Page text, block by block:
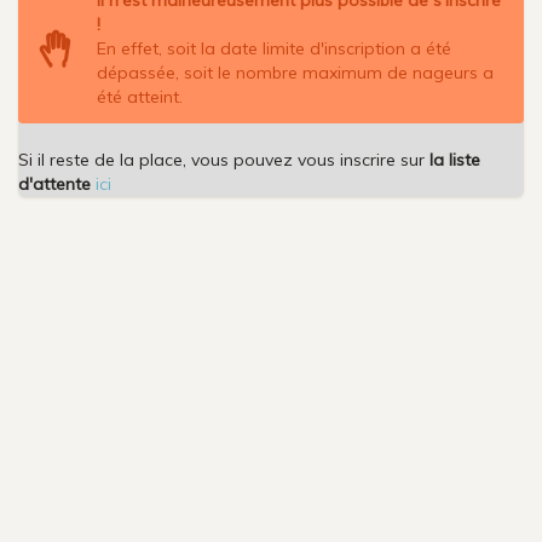
!
En effet, soit la date limite d'inscription a été
dépassée, soit le nombre maximum de nageurs a
été atteint.
Si il reste de la place, vous pouvez vous inscrire sur la liste
d'attente ici